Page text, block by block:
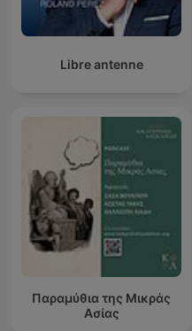
Libre antenne
Παραμύθια της Μικράς
Ασίας